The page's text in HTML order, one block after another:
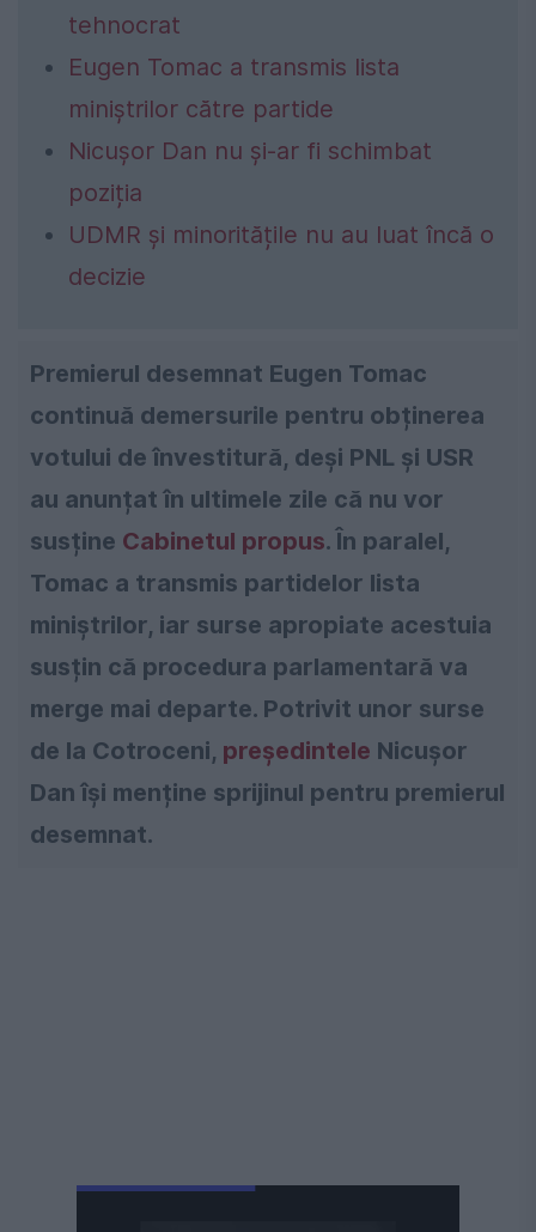
tehnocrat
Eugen Tomac a transmis lista
miniștrilor către partide
Nicușor Dan nu și-ar fi schimbat
poziția
UDMR și minoritățile nu au luat încă o
decizie
Premierul desemnat Eugen Tomac
continuă demersurile pentru obținerea
votului de învestitură, deși PNL și USR
au anunțat în ultimele zile că nu vor
susține Cabinetul propus. În paralel,
Tomac a transmis partidelor lista
miniștrilor, iar surse apropiate acestuia
susțin că procedura parlamentară va
merge mai departe. Potrivit unor surse
de la Cotroceni, președintele Nicușor
Dan își menține sprijinul pentru premierul
desemnat.